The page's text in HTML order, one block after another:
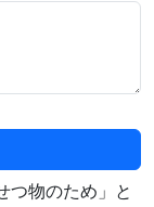
つ物のため」と